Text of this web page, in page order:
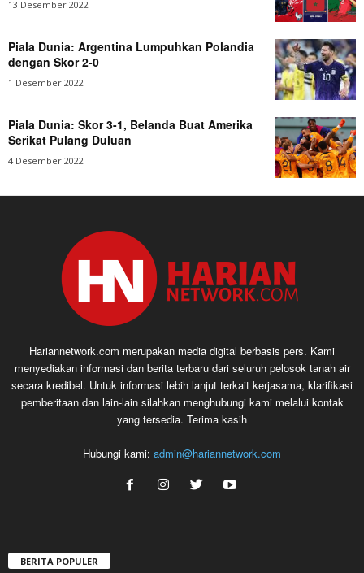
13 Desember 2022
Piala Dunia: Argentina Lumpuhkan Polandia
dengan Skor 2-0
1 Desember 2022
Piala Dunia: Skor 3-1, Belanda Buat Amerika
Serikat Pulang Duluan
4 Desember 2022
Hariannetwork.com merupakan media digital berbasis pers. Kami
menyediakan informasi dan berita terbaru dari seluruh pelosok tanah air
secara kredibel. Untuk informasi lebih lanjut terkait kerjasama, klarifikasi
pemberitaan dan lain-lain silahkan menghubungi kami melalui kontak
yang tersedia. Terima kasih
Hubungi kami: admin@hariannetwork.com
BERITA POPULER